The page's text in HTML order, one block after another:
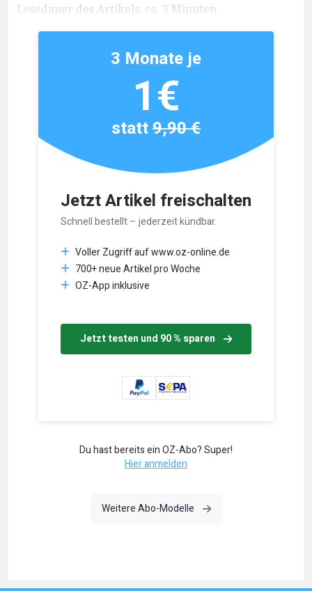
Lesedauer des Artikels: ca. 3 Minuten
Jetzt Artikel freischalten
Schnell bestellt – jederzeit kündbar.
Voller Zugriff auf www.oz-online.de
700+ neue Artikel pro Woche
OZ-App inklusive
Jetzt testen und 90 % sparen
3 Monate je
1€
statt9,90 €
Du hast bereits ein OZ-Abo? Super!
Hier anmelden
Weitere Abo-Modelle